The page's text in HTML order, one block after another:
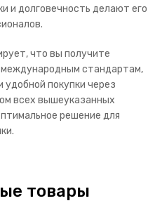
и долговечность делают его
что вы получите
стандартам,
покупки через
всех вышеуказанных
решение для
товары